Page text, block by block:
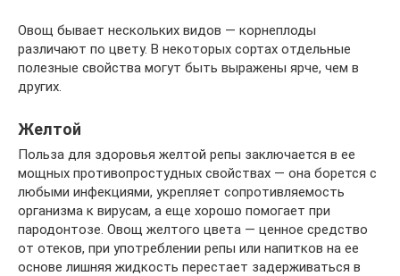
Овощ бывает нескольких видов — корнеплоды
различают по цвету. В некоторых сортах отдельные
полезные свойства могут быть выражены ярче, чем в
других.
Желтой
Польза для здоровья желтой репы заключается в ее
мощных противопростудных свойствах — она борется с
любыми инфекциями, укрепляет сопротивляемость
организма к вирусам, а еще хорошо помогает при
пародонтозе. Овощ желтого цвета — ценное средство
от отеков, при употреблении репы или напитков на ее
основе лишняя жидкость перестает задерживаться в